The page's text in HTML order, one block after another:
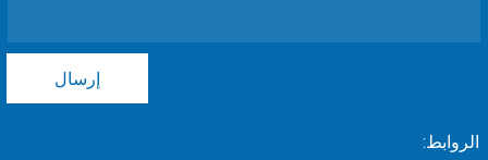
إرسال
الروابط: